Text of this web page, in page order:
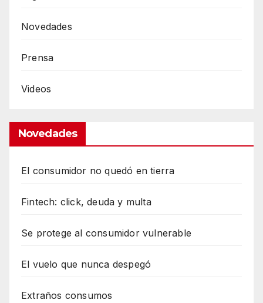
Novedades
Prensa
Videos
Novedades
El consumidor no quedó en tierra
Fintech: click, deuda y multa
Se protege al consumidor vulnerable
El vuelo que nunca despegó
Extraños consumos